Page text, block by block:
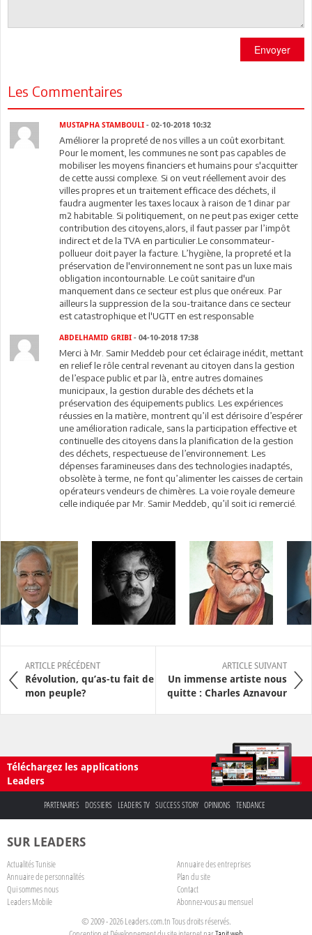
Envoyer
Les Commentaires
MUSTAPHA STAMBOULI - 02-10-2018 10:32
Améliorer la propreté de nos villes a un coût exorbitant.
Pour le moment, les communes ne sont pas capables de
mobiliser les moyens financiers et humains pour s'acquitter
de cette aussi complexe. Si on veut réellement avoir des
villes propres et un traitement efficace des déchets, il
faudra augmenter les taxes locaux à raison de 1 dinar par
m2 habitable. Si politiquement, on ne peut pas exiger cette
contribution des citoyens,alors, il faut passer par l’impôt
indirect et de la TVA en particulier.Le consommateur-
pollueur doit payer la facture. L’hygiène, la propreté et la
préservation de l'environnement ne sont pas un luxe mais
obligation incontournable. Le coût sanitaire d'un
manquement dans ce secteur est plus que onéreux. Par
ailleurs la suppression de la sou-traitance dans ce secteur
est catastrophique et l'UGTT en est responsable
ABDELHAMID GRIBI - 04-10-2018 17:38
Merci à Mr. Samir Meddeb pour cet éclairage inédit, mettant
en relief le rôle central revenant au citoyen dans la gestion
de l’espace public et par là, entre autres domaines
municipaux, la gestion durable des déchets et la
préservation des équipements publics. Les expériences
réussies en la matière, montrent qu’il est dérisoire d’espérer
une amélioration radicale, sans la participation effective et
continuelle des citoyens dans la planification de la gestion
des déchets, respectueuse de l’environnement. Les
dépenses faramineuses dans des technologies inadaptés,
obsolète à terme, ne font qu’alimenter les caisses de certain
opérateurs vendeurs de chimères. La voie royale demeure
celle indiquée par Mr. Samir Meddeb, qu’il soit ici remercié.
ARTICLE PRÉCÉDENT
Révolution, qu’as-tu fait de
mon peuple?
ARTICLE SUIVANT
Un immense artiste nous
quitte : Charles Aznavour
Téléchargez les applications
Leaders
PARTENAIRES DOSSIERS LEADERS TV SUCCESS STORY OPINIONS TENDANCE
SUR LEADERS
Actualités Tunisie
Annuaire des entreprises
Annuaire de personnalités
Plan du site
Qui sommes nous
Contact
Leaders Mobile
Abonnez-vous au mensuel
© 2009 - 2026 Leaders.com.tn Tous droits réservés.